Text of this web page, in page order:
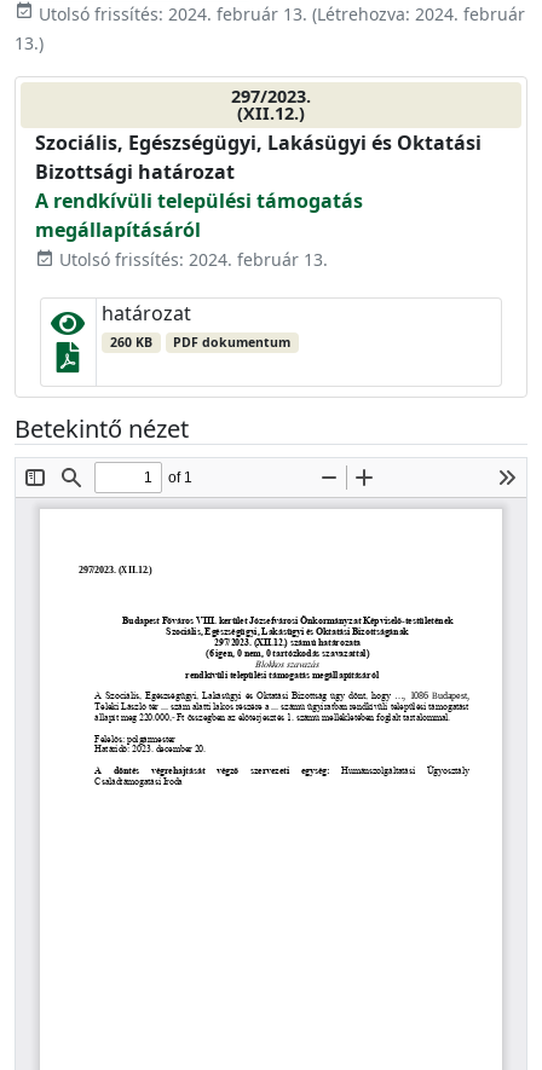
event_available Utolsó frissítés: 2024. február 13. (Létrehozva: 2024. február
13.)
297/2023.
(XII.12.)
Szociális, Egészségügyi, Lakásügyi és Oktatási
Bizottsági határozat
A rendkívüli települési támogatás
megállapításáról
event_available Utolsó frissítés: 2024. február 13.
határozat
260 KB PDF dokumentum
Betekintő nézet